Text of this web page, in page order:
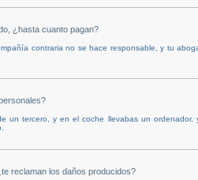
¿hasta cuanto pagan?
contraria no se hace responsable, y tu
un tercero, y en el coche llevabas un ordenador,
reclaman los daños producidos?